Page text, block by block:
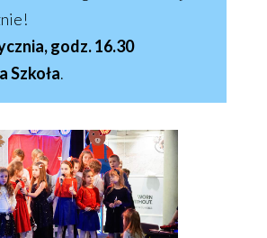
godz. 16.30
Szkoła.